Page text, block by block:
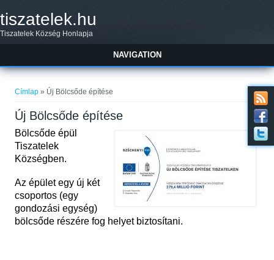
tiszatelek.hu
Tiszatelek Község Honlapja
NAVIGATION
Jelenlegi hely
Címlap » Új Bölcsőde építése
Új Bölcsőde építése
Bölcsőde épül
Tiszatelek
Községben.
Az épület egy új két
csoportos (egy
gondozási egység)
bölcsőde részére fog helyet biztosítani.